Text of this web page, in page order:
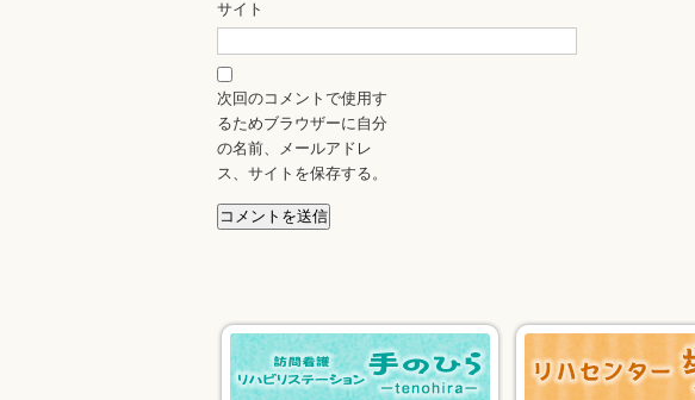
サイト
次回のコメントで使用す
るためブラウザーに自分
の名前、メールアドレ
ス、サイトを保存する。